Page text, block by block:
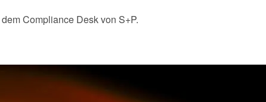
Compliance Desk von S+P.